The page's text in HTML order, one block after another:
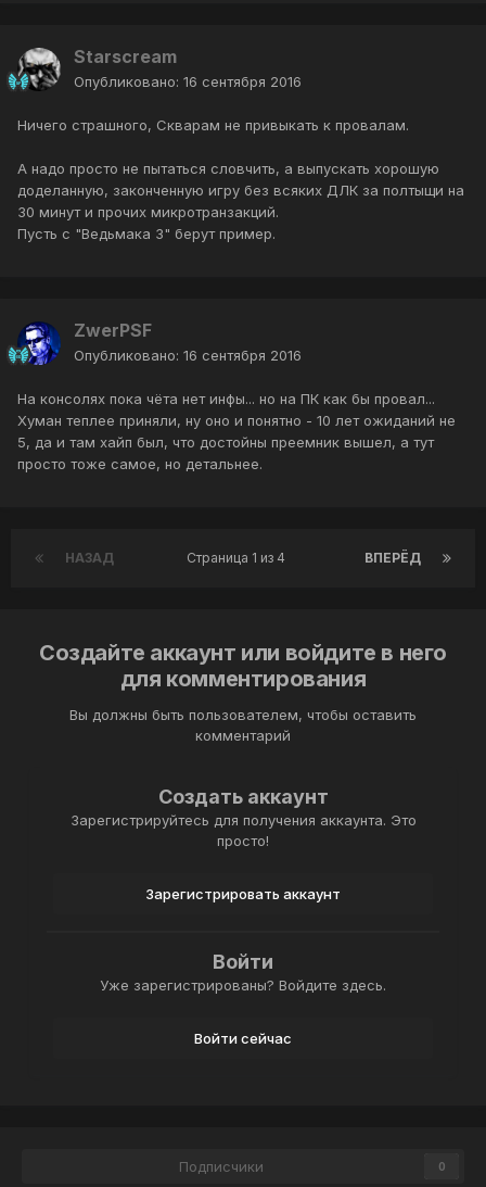
Starscream
Опубликовано: 16 сентября 2016
Ничего страшного, Скварам не привыкать к провалам.
А надо просто не пытаться словчить, а выпускать хорошую
доделанную, законченную игру без всяких ДЛК за полтыщи на
30 минут и прочих микротранзакций.
Пусть с "Ведьмака 3" берут пример.
ZwerPSF
Опубликовано: 16 сентября 2016
На консолях пока чёта нет инфы... но на ПК как бы провал...
Хуман теплее приняли, ну оно и понятно - 10 лет ожиданий не
5, да и там хайп был, что достойны преемник вышел, а тут
просто тоже самое, но детальнее.
НАЗАД ВПЕРЁД
Страница 1 из 4
Создайте аккаунт или войдите в него
для комментирования
Вы должны быть пользователем, чтобы оставить
комментарий
Создать аккаунт
Зарегистрируйтесь для получения аккаунта. Это
просто!
Зарегистрировать аккаунт
Войти
Уже зарегистрированы? Войдите здесь.
Войти сейчас
Подписчики 0